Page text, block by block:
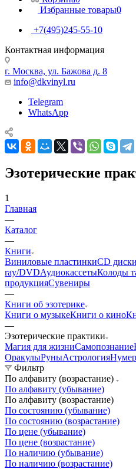
Избранные товары0
+7(495)245-55-10
Контактная информация
г. Москва, ул. Бажова д. 8
info@dkvinyl.ru
Telegram
WhatsApp
Эзотерические
1
Главная
—
Каталог
—
Книги
Виниловые пластинкиCD диски
ray/DVDАудиокассетыКолоды
продукцияСувениры
—
Книги об эзотерике
Книги о музыкеКниги о кино
—
Эзотерические практики
Магия для жизниСамопознание
ОракулыРуныАстрология
Фильтр
По алфавиту (возрастание)
По алфавиту (убывание)
По алфавиту (возрастание)
По состоянию (убывание)
По состоянию (возрастание)
По цене (убывание)
По цене (возрастание)
По наличию (убывание)
По наличию (возрастание)